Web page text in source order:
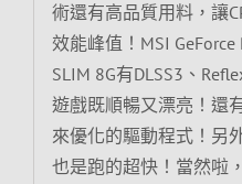
術還有高品質用料，讓
效能峰值！MSI GeForce
SLIM 8G有DLSS3、
遊戲既順暢又漂亮！還
來優化的驅動程式！另
也是跑的超快！當然啦